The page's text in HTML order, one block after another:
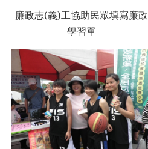
廉政志(義)工協助民眾填寫廉政
學習單